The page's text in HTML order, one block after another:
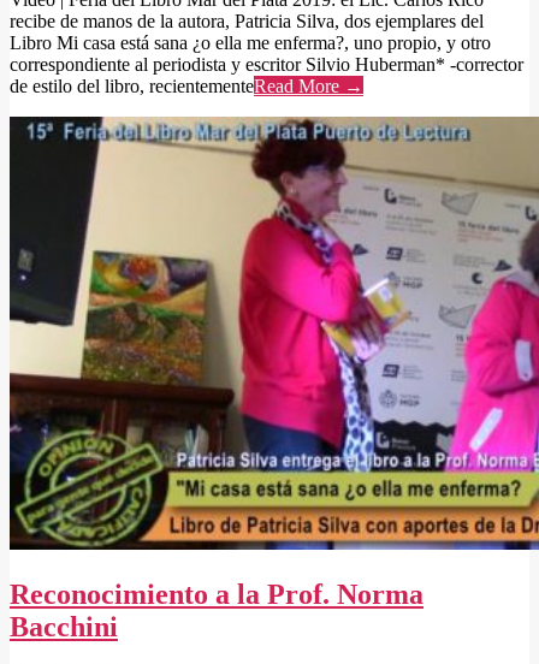
recibe de manos de la autora, Patricia Silva, dos ejemplares del
Libro Mi casa está sana ¿o ella me enferma?, uno propio, y otro
correspondiente al periodista y escritor Silvio Huberman* -corrector
de estilo del libro, recientementeRead More →
Reconocimiento a la Prof. Norma
Bacchini